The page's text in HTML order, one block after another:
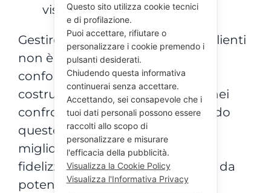
visibili a tutti i partecipanti.
Gestire correttamente i dati dei clienti
non è solo una questione di
conformità legale, ma anche di
costruzione di fiducia e rispetto nei
confronti dei tuoi clienti. Seguendo
queste buone pratiche, potrai
migliorare la loro esperienza,
fidelizzarli e proteggere il tuo bar da
potenziali problemi legali.
Questo sito utilizza cookie tecnici
e di profilazione.
Puoi accettare, rifiutare o
personalizzare i cookie premendo i
pulsanti desiderati.
Chiudendo questa informativa
continuerai senza accettare.
Accettando, sei consapevole che i
tuoi dati personali possono essere
raccolti allo scopo di
personalizzare e misurare
l'efficacia della pubblicità.
Visualizza la Cookie Policy
Visualizza l'Informativa Privacy